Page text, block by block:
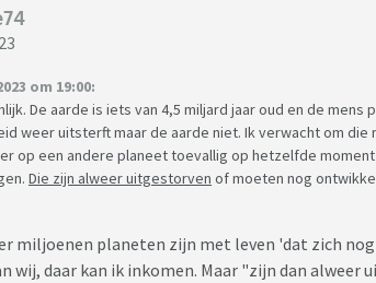
om 19:00:
De aarde is iets van 4,5 miljard jaar oud en de mens
weer uitsterft maar de aarde niet. Ik verwacht om die
op een andere planeet toevallig op hetzelfde
Die zijn alweer uitgestorven of moeten nog
miljoenen planeten zijn met leven 'dat zich
wij, daar kan ik inkomen. Maar "zijn dan alweer